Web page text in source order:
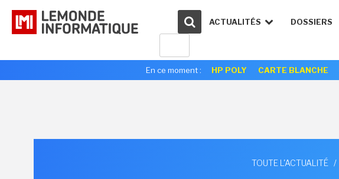
ACTUALITÉS DOSSIERS
En ce moment : HP POLY CARTE BLANCHE
TOUTE L'ACTUALITÉ /